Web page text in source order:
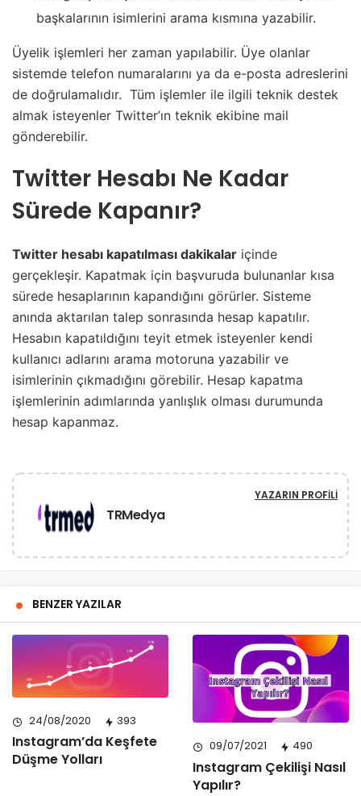
başkalarının isimlerini arama kısmına yazabilir.
Üyelik işlemleri her zaman yapılabilir. Üye olanlar
sistemde telefon numaralarını ya da e-posta adreslerini
de doğrulamalıdır. Tüm işlemler ile ilgili teknik destek
almak isteyenler Twitter’ın teknik ekibine mail
gönderebilir.
Twitter Hesabı Ne Kadar
Sürede Kapanır?
Twitter hesabı kapatılması dakikalar içinde
gerçekleşir. Kapatmak için başvuruda bulunanlar kısa
sürede hesaplarının kapandığını görürler. Sisteme
anında aktarılan talep sonrasında hesap kapatılır.
Hesabın kapatıldığını teyit etmek isteyenler kendi
kullanıcı adlarını arama motoruna yazabilir ve
isimlerinin çıkmadığını görebilir. Hesap kapatma
işlemlerinin adımlarında yanlışlık olması durumunda
hesap kapanmaz.
TRMedya
YAZARIN PROFILI
BENZER YAZILAR
24/08/2020 393
Instagram’da Keşfete
Düşme Yolları
09/07/2021 490
Instagram Çekilişi Nasıl
Yapılır?